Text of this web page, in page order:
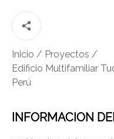
Inicio / Proyectos /
Edificio Multifamiliar
Perú
INFORMACION